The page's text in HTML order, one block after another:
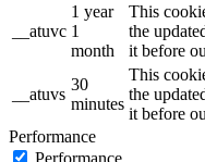
__atuvc
1 year
1
month
This
the
it before
__atuvs
30
minutes
This
the
it before
Performance
Performance